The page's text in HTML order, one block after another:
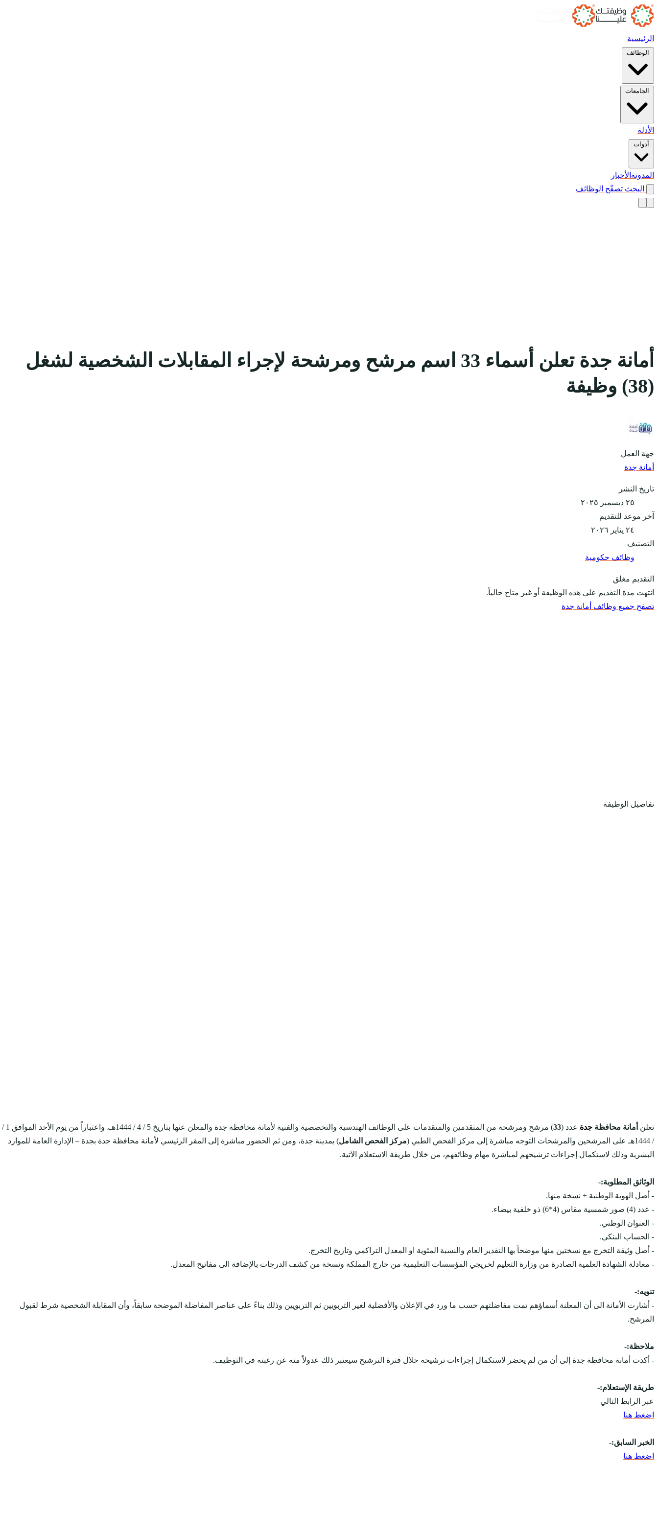
الرئيسية
الوظائف
الجامعات
الأدلة
أدوات
المدونة الأخبار
البحث تصفّح الوظائف
أمانة جدة تعلن أسماء 33 اسم مرشح ومرشحة لإجراء المقابلات الشخصية لشغل
(38) وظيفة
جهة العمل
أمانة جدة
تاريخ النشر
٢٥ ديسمبر ٢٠٢٥
آخر موعد للتقديم
٢٤ يناير ٢٠٢٦
التصنيف
وظائف حكومية
التقديم مغلق
انتهت مدة التقديم على هذه الوظيفة أو غير متاح حالياً.
تصفح جميع وظائف أمانة جدة
تفاصيل الوظيفة
تعلن أمانة محافظة جدة عدد (33
/ 1444هـ على المرشحين والمرشحات التوجه مباشرة إلى مركز الفحص الطبي (
مركز الفحص الشامل) بمدينة جدة، ومن ثم الحضور مباشرة إلى المقر الرئيسي لأمانة محافظة جدة بجدة – الإدارة العامة للموارد
البشرية وذلك لاستكمال إجراءات ترشيحهم لمباشرة مهام وظائفهم، من خلال طريقة الاستعلام الآتية.
الوثائق المطلوبة:-
- أصل الهوية الوطنية + نسخة منها.
- عدد (4) صور شمسية مقاس (4*6) ذو خلفية بيضاء.
- العنوان الوطني.
- الحساب البنكي.
- أصل وثيقة التخرج مع نسختين منها موضحاً بها التقدير العام والنسبة المئوية او المعدل التراكمي وتاريخ التخرج.
- معادلة الشهادة العلمية الصادرة من وزارة التعليم لخريجي المؤسسات التعليمية من خارج المملكة ونسخة من كشف الدرجات بالإضافة الى مفاتيح المعدل.
تنويه:-
- أشارت الأمانة الى أن المعلنة أسماؤهم تمت مفاضلتهم حسب ما ورد في الإعلان والأفضلية لغير التربويين ثم التربويين وذلك بناءً على عناصر المفاضلة الموضحة سابقاً، وأن المقابلة الشخصية شرط لقبول
المرشح.
ملاحظة:-
- أكدت أمانة محافظة جدة إلى أن من لم يحضر لاستكمال إجراءات ترشيحه خلال فترة الترشيح سيعتبر ذلك عدولاً منه عن رغبته في التوظيف.
طريقة الإستعلام:-
عبر الرابط التالي
اضغط هنا
الخبر السابق:-
اضغط هنا